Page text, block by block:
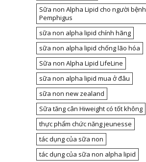
Sữa non Alpha Lipid cho người bệnh
Pemphigus
sữa non alpha lipid chính hãng
sữa non alpha lipid chống lão hóa
Sữa non Alpha Lipid LifeLine
sữa non alpha lipid mua ở đâu
sữa non new zealand
Sữa tăng cân Hiweight có tốt không
thực phẩm chức năng jeunesse
tác dụng của sữa non
tác dụng của sữa non alpha lipid